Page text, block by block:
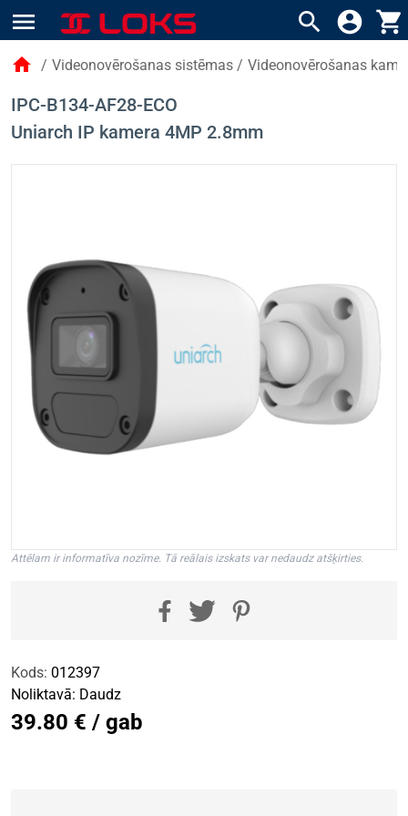
menu search account_circle shopping_cart
home / Videonovērošanas sistēmas / Videonovērošanas
IPC-B134-AF28-ECO
Uniarch IP kamera 4MP 2.8mm
Attēlam ir informatīva nozīme. Tā reālais izskats var nedaudz atšķirties.
Kods: 012397
Noliktavā: Daudz
39.80 € / gab